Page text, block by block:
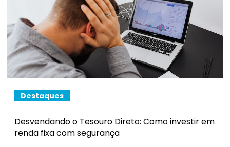
Destaques
Desvendando o Tesouro Direto: Como investir em
renda fixa com segurança